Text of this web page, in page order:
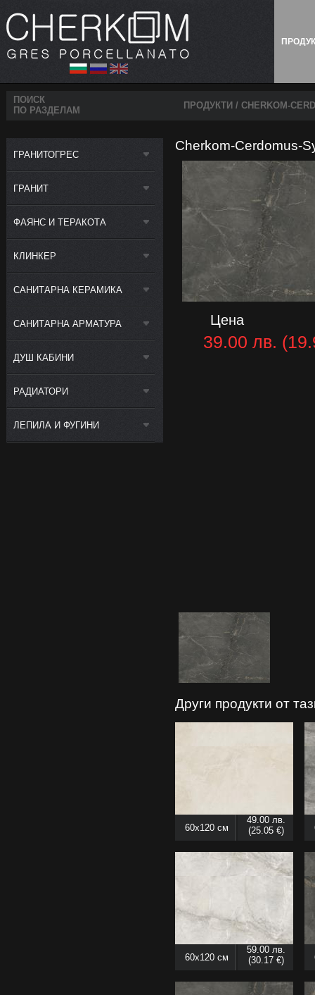
ПОИСК
ПО РАЗДЕЛАМ
ПРОДУКТИ / CHERKOM-
ГРАНИТОГРЕС
ГРАНИТ
ФАЯНС И ТЕРАКОТА
КЛИНКЕР
САНИТАРНА КЕРАМИКА
САНИТАРНА АРМАТУРА
ДУШ КАБИНИ
РАДИАТОРИ
ЛЕПИЛА И ФУГИНИ
Cherkom-Cerdomus-
Цена
39.00 лв.
Други продукти от
60x120 см
49.00 лв.
(25.05 €)
60x120 см
59.00 лв.
(30.17 €)